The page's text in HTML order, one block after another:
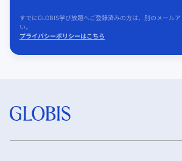
すでにGLOBIS学び放題へご登録済みの方は、別のメール
い。
プライバシーポリシーはこちら